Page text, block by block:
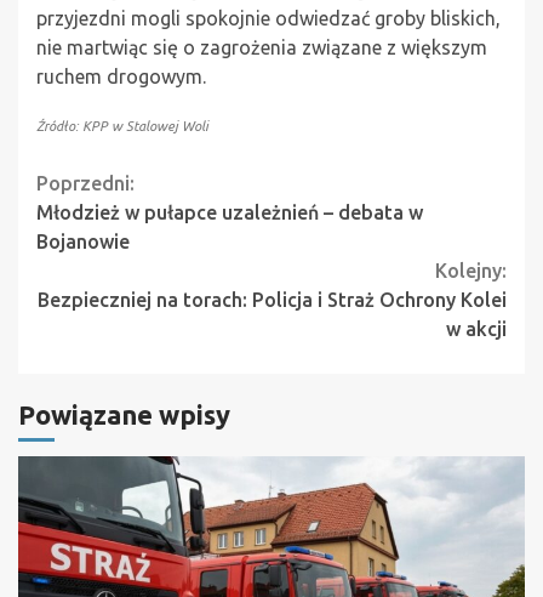
przyjezdni mogli spokojnie odwiedzać groby bliskich,
nie martwiąc się o zagrożenia związane z większym
ruchem drogowym.
Źródło: KPP w Stalowej Woli
Continue
Reading
Poprzedni:
Młodzież w pułapce uzależnień – debata w
Bojanowie
Kolejny:
Bezpieczniej na torach: Policja i Straż Ochrony Kolei
w akcji
Powiązane wpisy